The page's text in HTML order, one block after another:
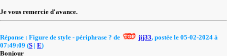
Je vous remercie d'avance.
Réponse : Figure de style - périphrase ? de jij33, postée le 05-02-2024 à
07:49:09 (S | E)
Bonjour